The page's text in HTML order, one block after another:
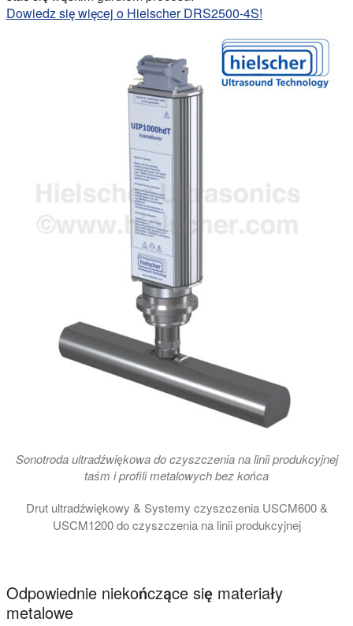
Dowiedz się więcej o Hielscher DRS2500-4S!
Sonotroda ultradźwiękowa do czyszczenia na linii produkcyjnej
taśm i profili metalowych bez końca
Drut ultradźwiękowy & Systemy czyszczenia USCM600 &
USCM1200 do czyszczenia na linii produkcyjnej
Odpowiednie niekończące się materiały
metalowe